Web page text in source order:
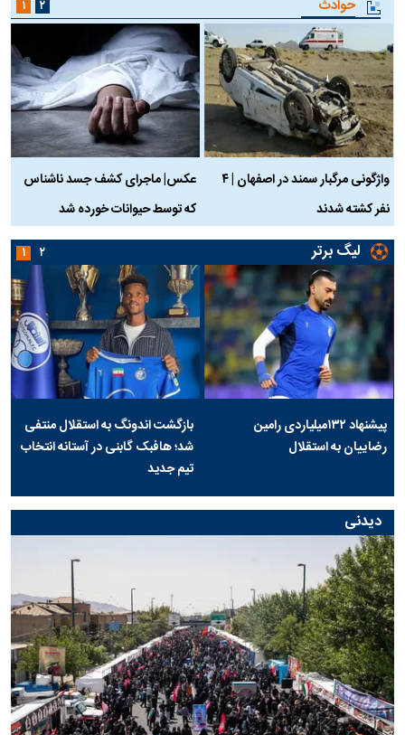
حوادث
واژگونی مرگبار سمند در اصفهان | ۴
نفر کشته شدند
عکس| ماجرای کشف جسد ناشناس
که توسط حیوانات خورده شد
۱ ۲
لیگ برتر
پیشنهاد ۱۳۲میلیاردی رامین
رضاییان به استقلال
بازگشت اندونگ به استقلال منتفی
شد؛ هافبک گابنی در آستانه انتخاب
تیم جدید
۱ ۲
دیدنی